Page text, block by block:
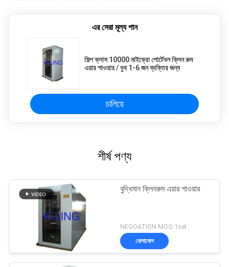
এর সেরা মূল্য পান
শিল্প ক্লাস 10000 মাইক্রো পোর্টেবল ক্লিন রুম
এয়ার শাওয়ার / বুথ 1-6 জন ব্যক্তির জন্য
চালিয়ে
শীর্ষ পণ্য
বুদ্ধিমান ক্লিনরুম এয়ার শাওয়ার
NEGOATION MOQ:1set
যোগাযোগ